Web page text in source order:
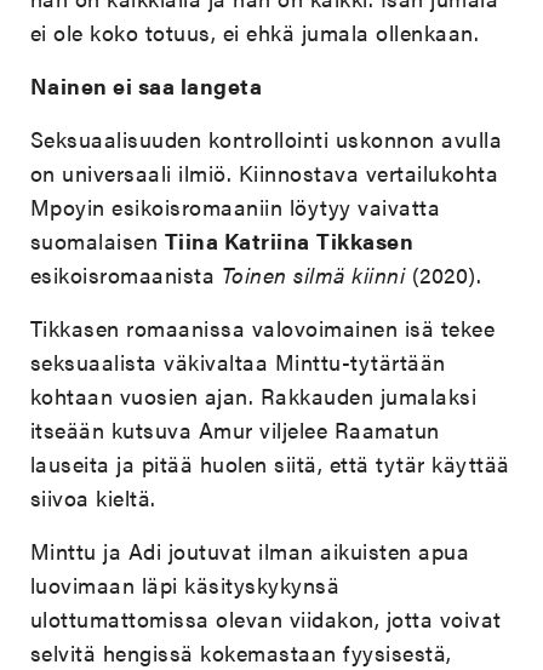
ei ole koko totuus, ei ehkä jumala ollenkaan.
Nainen ei saa langeta
Seksuaalisuuden kontrollointi uskonnon avulla
on universaali ilmiö. Kiinnostava vertailukohta
Mpoyin esikoisromaaniin löytyy vaivatta
suomalaisen Tiina Katriina Tikkasen
esikoisromaanista Toinen silmä kiinni(2020).
Tikkasen romaanissa valovoimainen isä tekee
seksuaalista väkivaltaa Minttu-tytärtään
kohtaan vuosien ajan. Rakkauden jumalaksi
itseään kutsuva Amur viljelee Raamatun
lauseita ja pitää huolen siitä, että tytär käyttää
siivoa kieltä.
Minttu ja Adi joutuvat ilman aikuisten apua
luovimaan läpi käsityskykynsä
ulottumattomissa olevan viidakon, jotta voivat
selvitä hengissä kokemastaan fyysisestä,